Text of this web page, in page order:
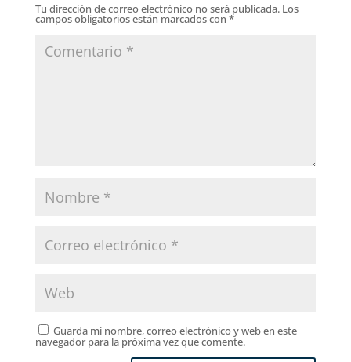
Tu dirección de correo electrónico no será publicada. Los
campos obligatorios están marcados con *
Guarda mi nombre, correo electrónico y web en este
navegador para la próxima vez que comente.